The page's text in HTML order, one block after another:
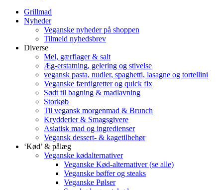
Grillmad
Nyheder
Veganske nyheder på shoppen
Tilmeld nyhedsbrev
Diverse
Mel, gærflager & salt
Æg-erstatning, gelering og stivelse
vegansk pasta, nudler, spaghetti, lasagne og tortellini
Veganske færdigretter og quick fix
Sødt til bagning & madlavning
Storkøb
Til vegansk morgenmad & Brunch
Krydderier & Smagsgivere
Asiatisk mad og ingredienser
Vegansk dessert- & kagetilbehør
‘Kød’ & pålæg
Veganske kødalternativer
Veganske Kød-alternativer (se alle)
Veganske bøffer og steaks
Veganske Pølser